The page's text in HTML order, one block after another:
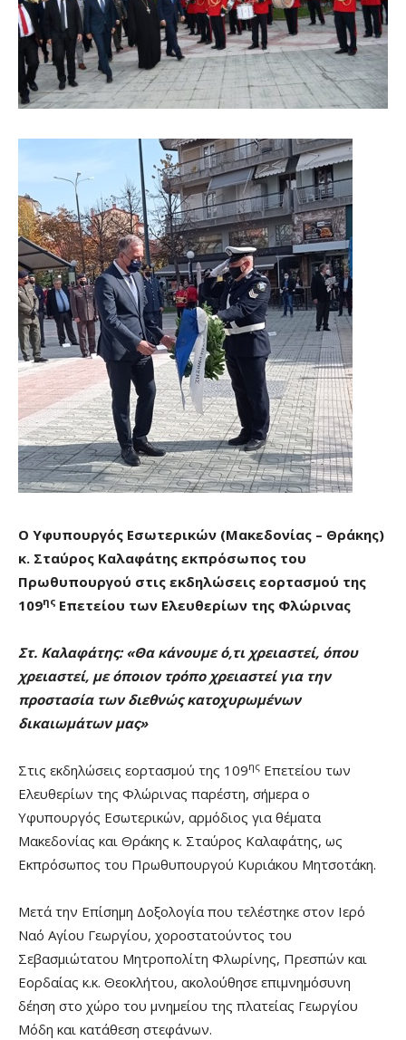
Ο Υφυπουργός Εσωτερικών (Μακεδονίας – Θράκης)
κ. Σταύρος Καλαφάτης εκπρόσωπος του
Πρωθυπουργού στις εκδηλώσεις εορτασμού της
109ης Επετείου των Ελευθερίων της Φλώρινας
Στ. Καλαφάτης:«Θα κάνουμε ό,τι χρειαστεί, όπου
χρειαστεί, με όποιον τρόπο χρειαστεί για την
προστασία των διεθνώς κατοχυρωμένων
δικαιωμάτων μας»
Στις εκδηλώσεις εορτασμού της 109ης Επετείου των
Ελευθερίων της Φλώρινας παρέστη, σήμερα ο
Υφυπουργός Εσωτερικών, αρμόδιος για θέματα
Μακεδονίας και Θράκης κ. Σταύρος Καλαφάτης, ως
Εκπρόσωπος του Πρωθυπουργού Κυριάκου Μητσοτάκη.
Μετά την Επίσημη Δοξολογία που τελέστηκε στον Ιερό
Ναό Αγίου Γεωργίου, χοροστατούντος του
Σεβασμιώτατου Μητροπολίτη Φλωρίνης, Πρεσπών και
Εορδαίας κ.κ. Θεοκλήτου, ακολούθησε επιμνημόσυνη
δέηση στο χώρο του μνημείου της πλατείας Γεωργίου
Μόδη και κατάθεση στεφάνων.